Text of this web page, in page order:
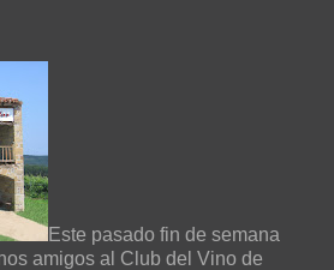
Este pasado fin de semana
amigos al Club del Vino de